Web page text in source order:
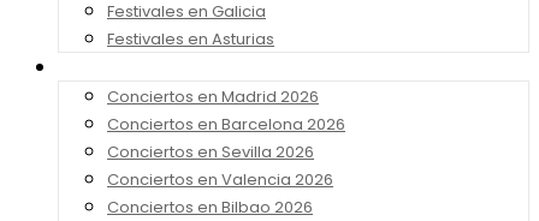
Festivales en Galicia
Festivales en Asturias
Conciertos en Madrid 2026
Conciertos en Barcelona 2026
Conciertos en Sevilla 2026
Conciertos en Valencia 2026
Conciertos en Bilbao 2026